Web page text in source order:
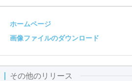
ホームページ
画像ファイルのダウンロード
その他のリリース